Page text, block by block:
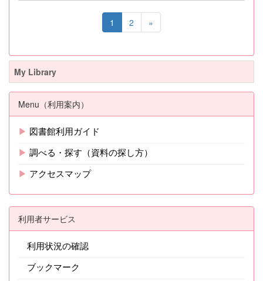
1 2 »
My Library
Menu（利用案内）
▶ 図書館利用ガイド
▶ 調べる・探す（資料の探し方）
▶ アクセスマップ
利用者サービス
利用状況の確認
ブックマーク